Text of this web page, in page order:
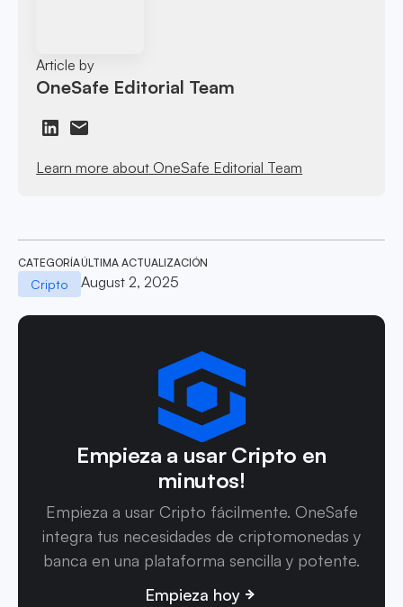
Article by
OneSafe Editorial Team
Learn more about OneSafe Editorial Team
CATEGORÍA
Cripto
ÚLTIMA ACTUALIZACIÓN
August 2, 2025
Empieza a usar Cripto en
minutos!
Empieza a usar Cripto fácilmente. OneSafe
integra tus necesidades de criptomonedas y
banca en una plataforma sencilla y potente.
Empieza hoy